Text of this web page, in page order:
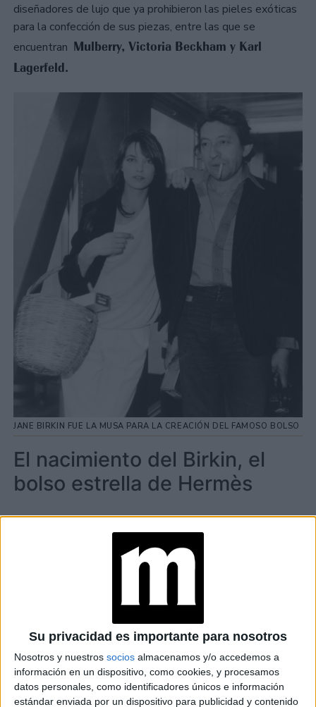
Su privacidad es importante para nosotros
Nosotros y nuestros socios almacenamos y/o accedemos a
información en un dispositivo, como cookies, y procesamos
datos personales, como identificadores únicos e información
estándar enviada por un dispositivo para publicidad y contenido
diseñadores de lujo que ya prohibieron las pieles exóticas
para la confección de sus piezas, entre las que se
encuentran Mulberry, Victoria Beckham y Karl
Lagerfeld.
JANE BIRKIN FUE LA MUSA PARA LA CREACIÓN DEL FAMOSO BOLSO
El nacimiento del Birkin, el
bolso estrella de Hermès
ZOE SALDANA,
PROTAGONISTA DE
DESEO ES QUE NOS
COMUNIDADES
LATINAS”
CONOCÉ A ESTAS
CINCO MUJERES
LATINAS QUE